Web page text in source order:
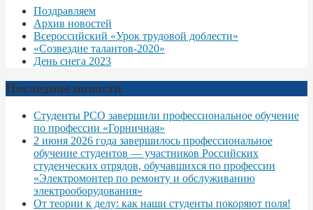
Поздравляем
Архив новостей
Всероссийский «Урок трудовой доблести»
«Созвездие талантов-2020»
День снега 2023
Последние новости
Студенты РСО завершили профессиональное обучение
по профессии «Горничная»
2 июня 2026 года завершилось профессиональное
обучение студентов — участников Российских
студенческих отрядов, обучавшихся по профессии
«Электромонтер по ремонту и обслуживанию
электрооборудования»
От теории к делу: как наши студенты покоряют поля!